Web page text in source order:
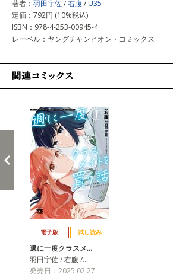
著者： 羽田宇佐/右腹/ U35
定価：792円 (10%税込)
ISBN：978-4-253-00945-4
レーベル：ヤングチャンピオン・コミックス
電子版 試し読み
週に一度クラスメ…
羽田宇佐 / 右腹 /…
発売日：2025.02.27